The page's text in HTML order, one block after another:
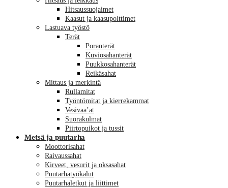
Hitsaussuojaimet
Kaasut ja kaasupolttimet
Lastuava työstö
Terät
Poranterät
Kuviosahanterät
Puukkosahanterät
Reikäsahat
Mittaus ja merkintä
Rullamitat
Työntömitat ja kierrekammat
Vesivaa’at
Suorakulmat
Piirtopuikot ja tussit
Metsä ja puutarha
Moottorisahat
Raivaussahat
Kirveet, vesurit ja oksasahat
Puutarhatyökalut
Puutarhaletkut ja liittimet